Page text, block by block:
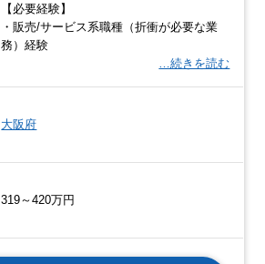
【必要経験】
・販売/サービス系職種（折衝が必要な業
務）経験
…続きを読む
大阪府
319～420万円